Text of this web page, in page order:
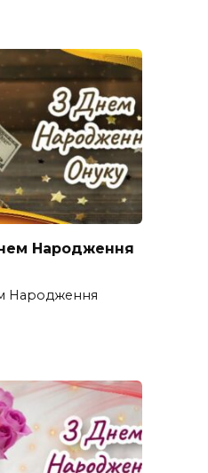
Народження
Народження